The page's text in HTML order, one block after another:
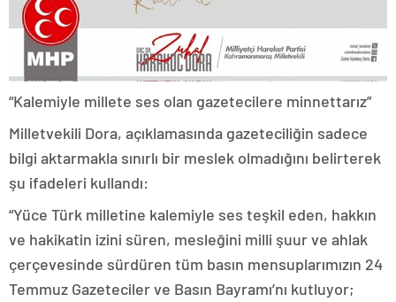
“Kalemiyle millete ses olan gazetecilere minnettarız”
Milletvekili Dora, açıklamasında gazeteciliğin sadece
bilgi aktarmakla sınırlı bir meslek olmadığını belirterek
şu ifadeleri kullandı:
“Yüce Türk milletine kalemiyle ses teşkil eden, hakkın
ve hakikatin izini süren, mesleğini milli şuur ve ahlak
çerçevesinde sürdüren tüm basın mensuplarımızın 24
Temmuz Gazeteciler ve Basın Bayramı’nı kutluyor;